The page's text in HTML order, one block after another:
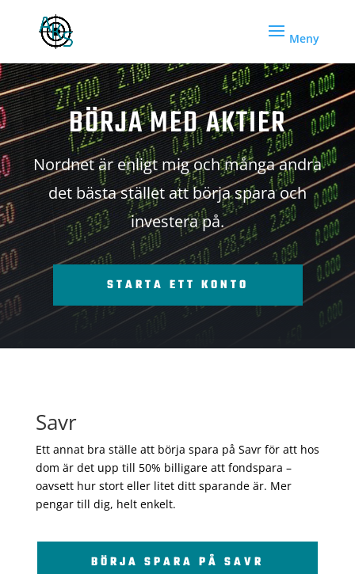
BÖRJA MED AKTIER
Nordnet är enligt mig och många andra
det bästa stället att börja spara och
investera på.
STARTA ETT KONTO
Savr
Ett annat bra ställe att börja spara på Savr för att hos
dom är det upp till 50% billigare att fondspara –
oavsett hur stort eller litet ditt sparande är. Mer
pengar till dig, helt enkelt.
BÖRJA SPARA PÅ SAVR